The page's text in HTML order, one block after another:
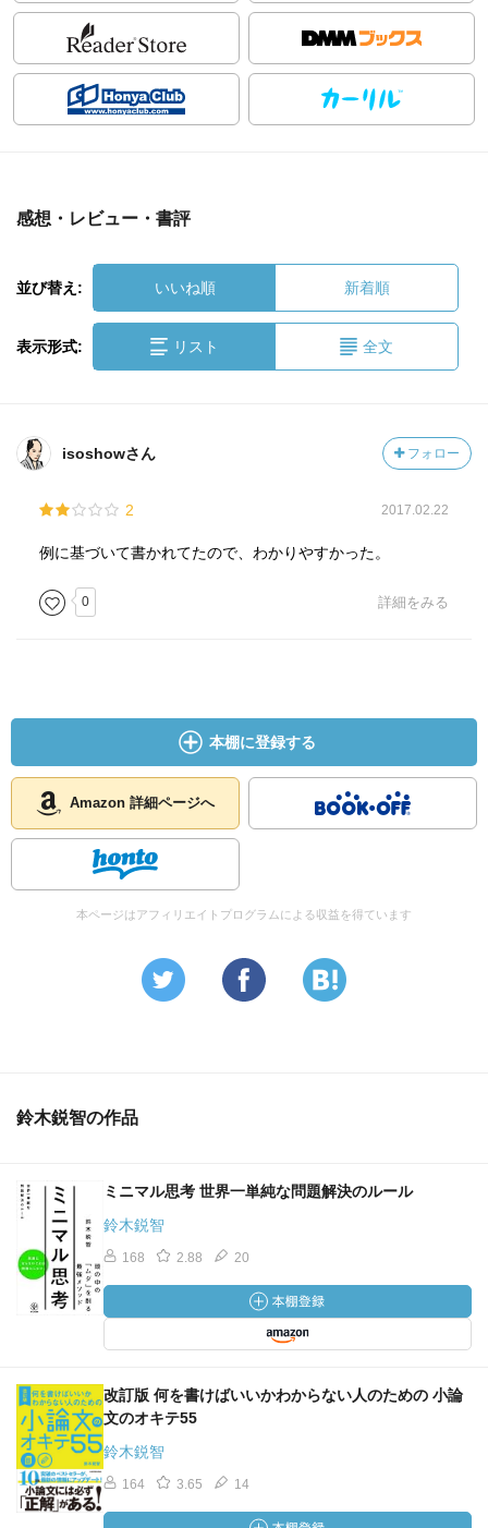
感想・レビュー・書評
並び替え: いいね順 新着順
表示形式: リスト 全文
isoshowさん フォロー
2 2017.02.22
例に基づいて書かれてたので、わかりやすかった。
0 詳細をみる
本棚に登録する
Amazon 詳細ページへ
本ページはアフィリエイトプログラムによる収益を得ています
鈴木鋭智の作品
ミニマル思考 世界一単純な問題解決のルール
鈴木鋭智
168 2.88 20
改訂版 何を書けばいいかわからない人のための 小論
文のオキテ55
鈴木鋭智
164 3.65 14